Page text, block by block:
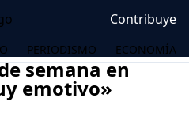
Contribuye
PERIODISMO ECONOMÍA
semana en
emotivo»